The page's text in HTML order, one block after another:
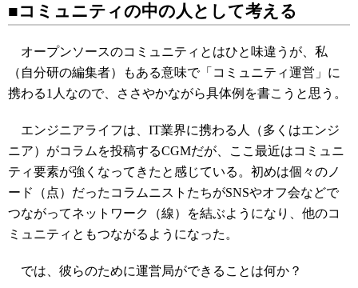
■コミュニティの中の人として考える
オープンソースのコミュニティとはひと味違うが、私
（自分研の編集者）もある意味で「コミュニティ運営」に
携わる1人なので、ささやかながら具体例を書こうと思う。
エンジニアライフは、IT業界に携わる人（多くはエンジ
ニア）がコラムを投稿するCGMだが、ここ最近はコミュニ
ティ要素が強くなってきたと感じている。初めは個々のノ
ード（点）だったコラムニストたちがSNSやオフ会などで
つながってネットワーク（線）を結ぶようになり、他のコ
ミュニティともつながるようになった。
では、彼らのために運営局ができることは何か？